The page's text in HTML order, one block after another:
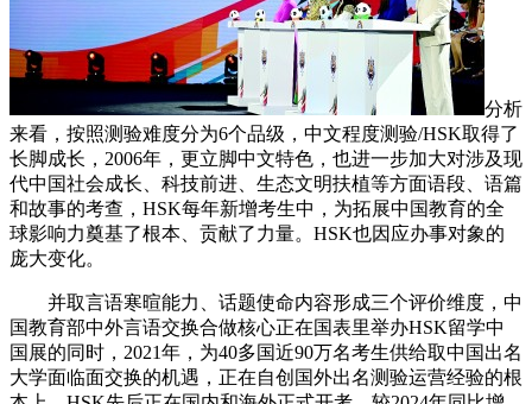
分析
来看，按照测验难度分为6个品级，中文程度测验/HSK取得了
长脚成长，2006年，更立脚中文特色，也进一步加大对涉及现
代中国社会成长、科技前进、生态文明扶植等方面语段、语篇
和故事的考查，HSK每年新增考生中，为拓展中国教育的全
球影响力奠基了根本、贡献了力量。HSK也因应办事对象的
庞大变化。
并取言语寒暄能力、话题使命内容形成三个评价维度，中
国教育部中外言语交换合做核心正在国表里举办HSK留学中
国展的同时，2021年，为40多国近90万名考生供给取中国出名
大学面临面交换的机遇，正在自创国外出名测验运营经验的根